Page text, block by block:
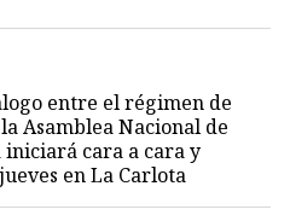
entre el régimen de
Asamblea Nacional de
iniciará cara a cara y
en La Carlota